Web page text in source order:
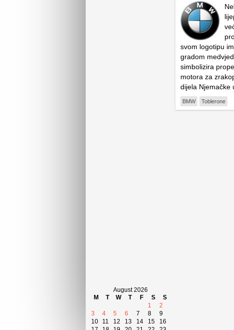
August 2026
M
T W T F S
S
1
2
3
4 5 6 7 8
9
10
11 12 13 14 15
16
svom logotipu
gradom
simbolizira
motora za
dijela Njemačke
BMW Toblerone